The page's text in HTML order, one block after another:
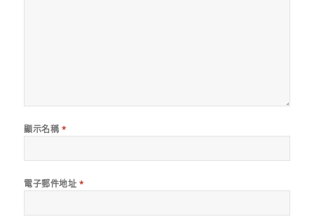
顯示名稱 *
電子郵件地址 *